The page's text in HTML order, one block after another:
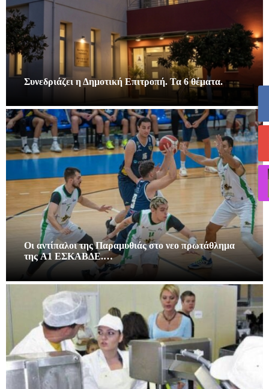
Συνεδριάζει η Δημοτική Επιτροπή. Τα 6 θέματα.
Οι αντίπαλοι της Παραμυθιάς στο νεο πρωτάθλημα
της A1 ΕΣΚΑΒΔΕ.…